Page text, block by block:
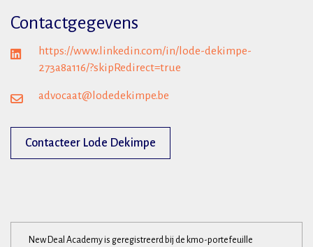
Contactgegevens
https://www.linkedin.com/in/lode-dekimpe-
273a8a116/?skipRedirect=true
advocaat@lodedekimpe.be
Contacteer Lode Dekimpe
New Deal Academy is geregistreerd bij de kmo-portefeuille